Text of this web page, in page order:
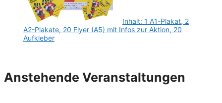
Inhalt: 1 A1-Plakat, 2
A2-Plakate, 20 Flyer (A5) mit Infos zur Aktion, 20
Aufkleber
Anstehende Veranstaltungen